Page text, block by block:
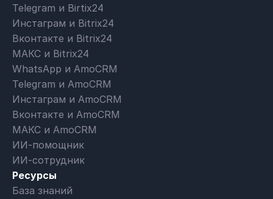
Telegram и Birtix24
Инстаграм и Bitrix24
Вконтакте и Bitrix24
МАКС и Bitrix24
WhatsApp и AmoCRM
Telegram и AmoCRM
Инстаграм и AmoCRM
Вконтакте и AmoCRM
МАКС и AmoCRM
ИИ-помощник
ИИ-сотрудник
Ресурсы
База знаний